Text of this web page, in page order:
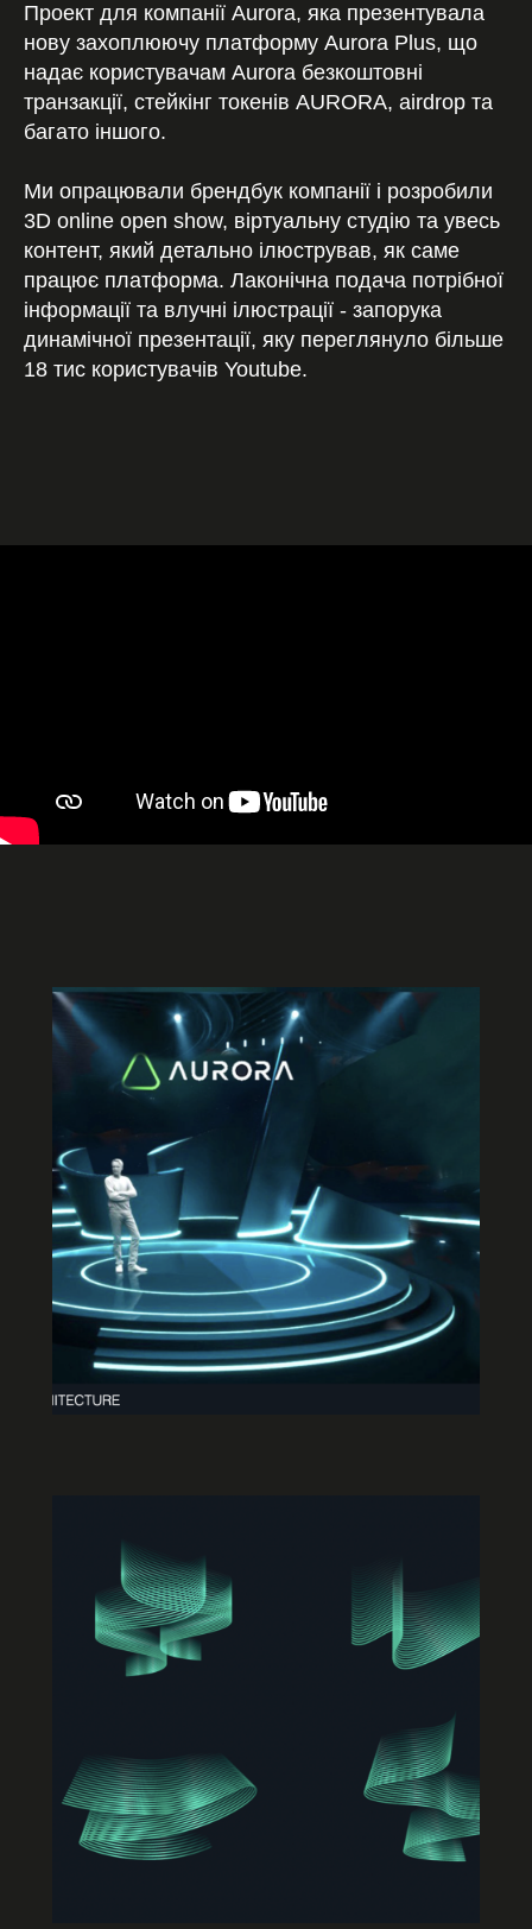
Проект для компанії Aurora, яка презентувала
нову захоплюючу платформу Aurora Plus, що
надає користувачам Aurora безкоштовні
транзакції, стейкінг токенів AURORA, airdrop та
багато іншого.
Ми опрацювали брендбук компанії і розробили
3D online open show, віртуальну студію та увесь
контент, який детально ілюстрував, як саме
працює платформа. Лаконічна подача потрібної
інформації та влучні ілюстрації - запорука
динамічної презентації, яку переглянуло більше
18 тис користувачів Youtube.